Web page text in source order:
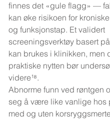
finnes det «gule flagg» —
kan øke risikoen for
og funksjonstap. Et validert
screeningsverktøy basert
kan brukes i klinikken, men
praktiske nytten bør
videre¹⁸.
Abnorme funn ved røntgen
seg å være like vanlige hos
med og uten